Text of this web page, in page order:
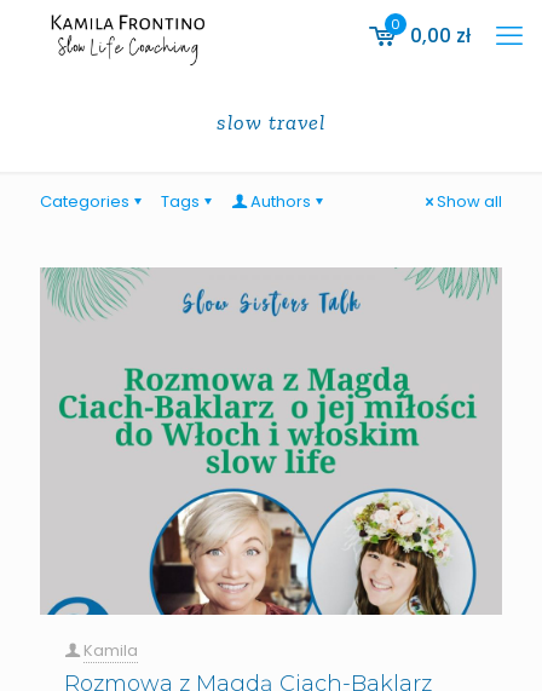
0 0,00 zł
slow travel
Categories Tags Authors Show all
Kamila
Rozmowa z Magdą Ciach-Baklarz